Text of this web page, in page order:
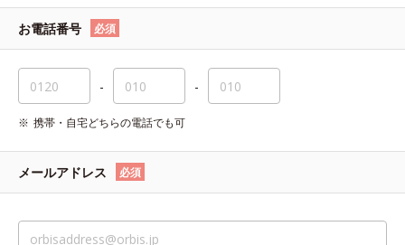
お電話番号 必須
- -
携帯・自宅どちらの電話でも可
メールアドレス 必須